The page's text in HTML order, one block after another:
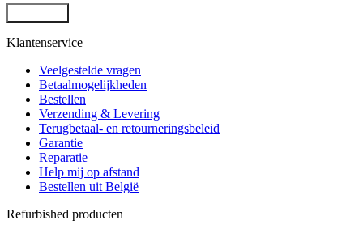
Klantenservice
Veelgestelde vragen
Betaalmogelijkheden
Bestellen
Verzending & Levering
Terugbetaal- en retourneringsbeleid
Garantie
Reparatie
Help mij op afstand
Bestellen uit België
Refurbished producten